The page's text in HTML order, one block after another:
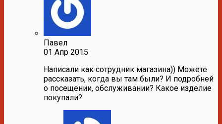
Павел
01 Апр 2015
Написали как сотрудник магазина)) Можете
рассказать, когда вы там были? И подробней
о посещении, обслуживании? Какое изделие
покупали?